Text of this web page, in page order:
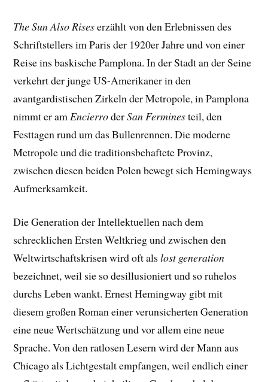
The Sun Also Riseserzählt von den Erlebnissen des
Schriftstellers im Paris der 1920er Jahre und von einer
Reise ins baskische Pamplona. In der Stadt an der Seine
verkehrt der junge US-Amerikaner in den
avantgardistischen Zirkeln der Metropole, in Pamplona
nimmt er am EncierroderSan Ferminesteil, den
Festtagen rund um das Bullenrennen. Die moderne
Metropole und die traditionsbehaftete Provinz,
zwischen diesen beiden Polen bewegt sich Hemingways
Aufmerksamkeit.
Die Generation der Intellektuellen nach dem
schrecklichen Ersten Weltkrieg und zwischen den
Weltwirtschaftskrisen wird oft alslost generation
bezeichnet, weil sie so desillusioniert und so ruhelos
durchs Leben wankt. Ernest Hemingway gibt mit
diesem großen Roman einer verunsicherten Generation
eine neue Wertschätzung und vor allem eine neue
Sprache. Von den ratlosen Lesern wird der Mann aus
Chicago als Lichtgestalt empfangen, weil endlich einer